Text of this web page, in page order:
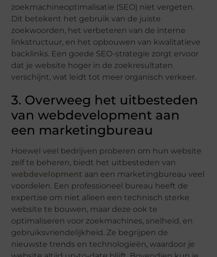
zoekmachineoptimalisatie (SEO) niet vergeten.
Dit betekent het gebruik van de juiste
zoekwoorden, het verbeteren van de interne
linkstructuur, en het opbouwen van kwalitatieve
backlinks. Een goede SEO-strategie zorgt ervoor
dat je website hoger in de zoekresultaten
verschijnt, wat leidt tot meer organisch verkeer.
3. Overweeg het uitbesteden
van webdevelopment aan
een marketingbureau
Hoewel veel bedrijven proberen om hun website
zelf te beheren, biedt het uitbesteden van
webdevelopment aan een marketingbureau veel
voordelen. Een professioneel bureau heeft de
expertise om niet alleen een technisch sterke
website te bouwen, maar deze ook te
optimaliseren voor zoekmachines, snelheid, en
gebruiksvriendelijkheid. Ze begrijpen de
nieuwste trends en technologieën, waardoor je